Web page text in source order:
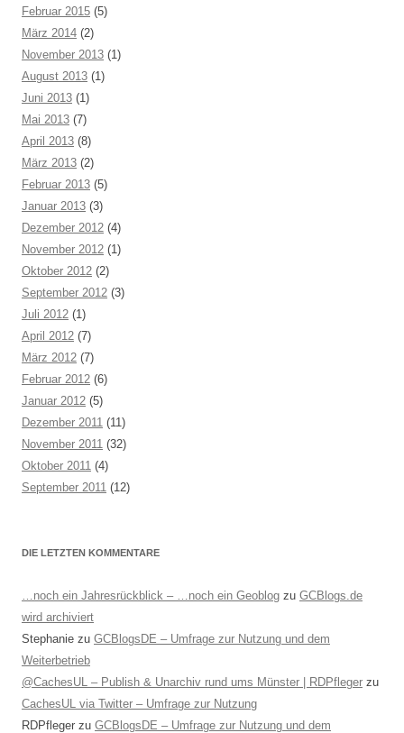
Februar 2015 (5)
März 2014 (2)
November 2013 (1)
August 2013 (1)
Juni 2013 (1)
Mai 2013 (7)
April 2013 (8)
März 2013 (2)
Februar 2013 (5)
Januar 2013 (3)
Dezember 2012 (4)
November 2012 (1)
Oktober 2012 (2)
September 2012 (3)
Juli 2012 (1)
April 2012 (7)
März 2012 (7)
Februar 2012 (6)
Januar 2012 (5)
Dezember 2011 (11)
November 2011 (32)
Oktober 2011 (4)
September 2011 (12)
DIE LETZTEN KOMMENTARE
…noch ein Jahresrückblick – …noch ein Geoblog zu GCBlogs.de
wird archiviert
Stephanie zu GCBlogsDE – Umfrage zur Nutzung und dem
Weiterbetrieb
@CachesUL – Publish & Unarchiv rund ums Münster | RDPfleger zu
CachesUL via Twitter – Umfrage zur Nutzung
RDPfleger zu GCBlogsDE – Umfrage zur Nutzung und dem